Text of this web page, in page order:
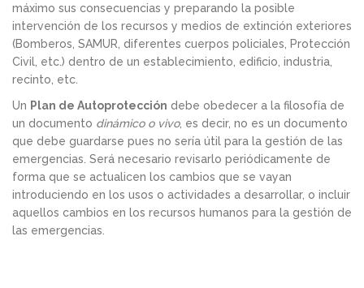
máximo sus consecuencias y preparando la posible
intervención de los recursos y medios de extinción exteriores
(Bomberos, SAMUR, diferentes cuerpos policiales, Protección
Civil, etc.) dentro de un establecimiento, edificio, industria,
recinto, etc.
Un Plan de Autoprotección debe obedecer a la filosofía de
un documento dinámico o vivo, es decir, no es un documento
que debe guardarse pues no sería útil para la gestión de las
emergencias. Será necesario revisarlo periódicamente de
forma que se actualicen los cambios que se vayan
introduciendo en los usos o actividades a desarrollar, o incluir
aquellos cambios en los recursos humanos para la gestión de
las emergencias.